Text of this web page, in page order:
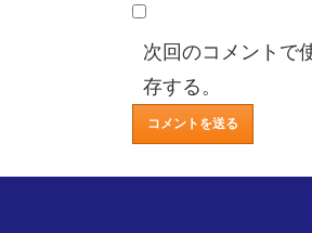
次回のコメントで
存する。